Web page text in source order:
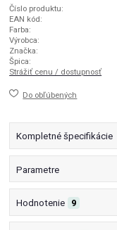
Číslo produktu:
EAN kód:
Farba:
Výrobca:
Značka:
Špica:
Strážiť cenu / dostupnosť
Do obľúbených
Kompletné špecifikácie
Parametre
Hodnotenie 9